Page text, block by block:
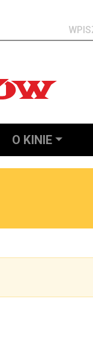
O KINIE